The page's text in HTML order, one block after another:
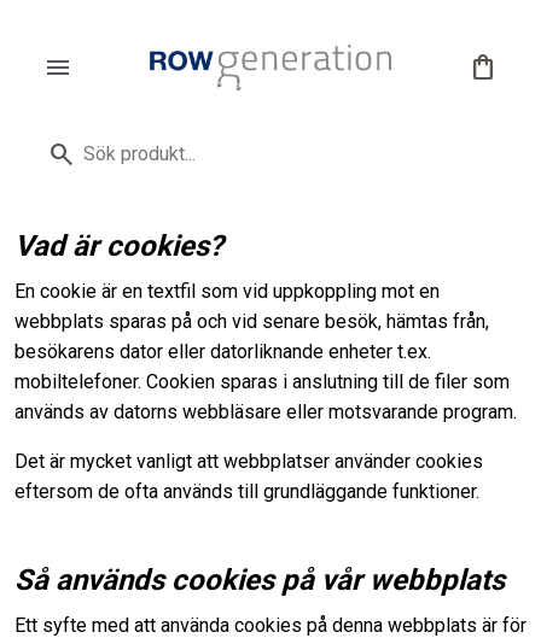
menu shopping_bag
search
Vad är cookies?
En cookie är en textfil som vid uppkoppling mot en
webbplats sparas på och vid senare besök, hämtas från,
besökarens dator eller datorliknande enheter t.ex.
mobiltelefoner. Cookien sparas i anslutning till de filer som
används av datorns webbläsare eller motsvarande program.
Det är mycket vanligt att webbplatser använder cookies
eftersom de ofta används till grundläggande funktioner.
Så används cookies på vår webbplats
Ett syfte med att använda cookies på denna webbplats är för